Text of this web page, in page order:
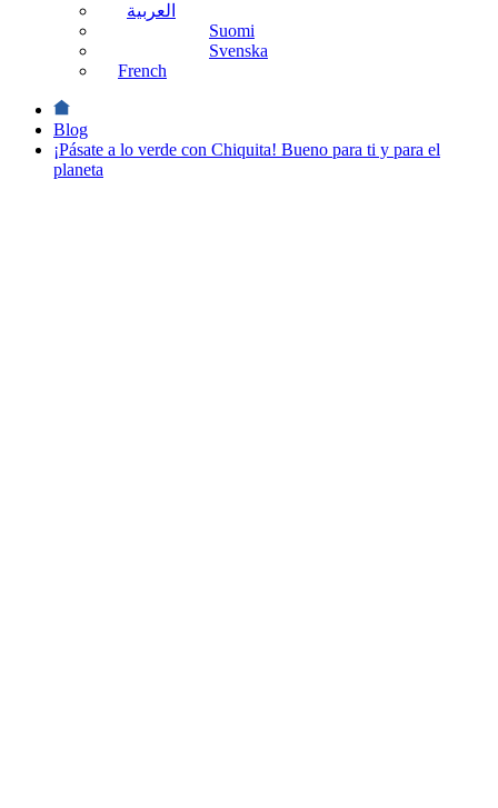
العربية
Suomi
Svenska
French
Blog
¡Pásate a lo verde con Chiquita! Bueno para ti y para el
planeta